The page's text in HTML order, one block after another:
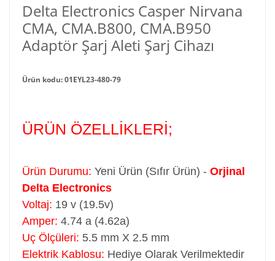
Delta Electronics Casper Nirvana
CMA, CMA.B800, CMA.B950
Adaptör Şarj Aleti Şarj Cihazı
Ürün kodu: 01EYL23-480-79
ÜRÜN ÖZELLİKLERİ;
Ürün Durumu: Yeni Ürün (Sıfır Ürün) - Orjinal
Delta Electronics
Voltaj: 19 v (19.5v)
Amper: 4.74 a (4.62a)
Uç Ölçüleri: 5.5 mm X 2.5 mm
Elektrik Kablosu: Hediye Olarak Verilmektedir